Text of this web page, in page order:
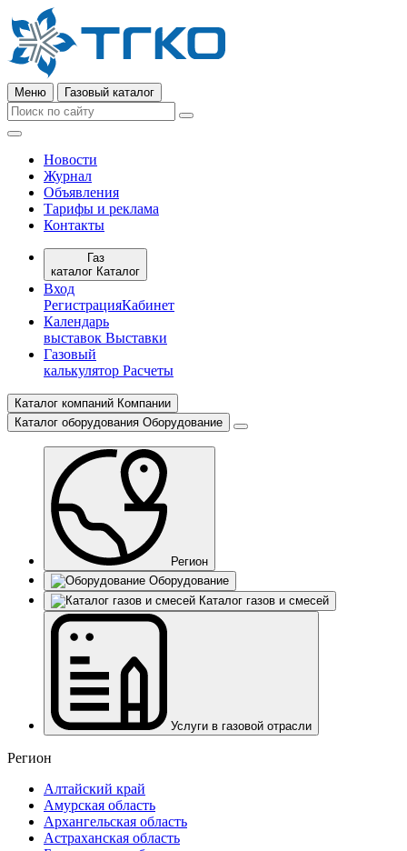
Меню Газовый каталог
Новости
Журнал
Объявления
Тарифы и реклама
Контакты
Газ
каталог Каталог
Вход
РегистрацияКабинет
Календарь
выставок Выставки
Газовый
калькулятор Расчеты
Каталог компаний Компании
Каталог оборудования Оборудование
Регион
Оборудование
Каталог газов и смесей
Услуги в газовой отрасли
Регион
Алтайский край
Амурская область
Архангельская область
Астраханская область